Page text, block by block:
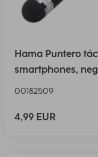
Hama Puntero
smartphones,
00182509
4,99 EUR